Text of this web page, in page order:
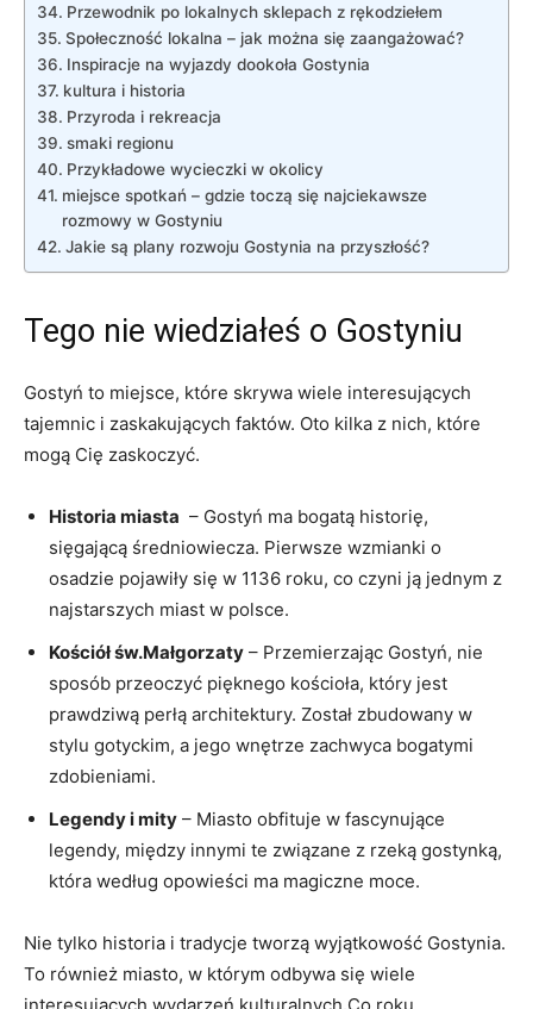
Przewodnik po lokalnych sklepach z rękodziełem
Społeczność lokalna – jak można się zaangażować?
Inspiracje na wyjazdy dookoła⁤ Gostynia
kultura i historia
Przyroda i rekreacja
smaki regionu
Przykładowe wycieczki w okolicy
miejsce spotkań – gdzie toczą się najciekawsze
rozmowy w Gostyniu
Jakie ⁣są plany rozwoju Gostynia na przyszłość?
Tego‍ nie wiedziałeś o‌ Gostyniu
Gostyń to miejsce,​ które skrywa wiele interesujących
tajemnic i zaskakujących⁣ faktów. Oto kilka z nich, które
mogą Cię zaskoczyć.
Historia miasta ⁣ – ​Gostyń ma bogatą historię,‍
sięgającą średniowiecza. Pierwsze wzmianki o
osadzie pojawiły się w 1136 roku, co czyni ją jednym z
najstarszych miast w polsce.
Kościół św.Małgorzaty – Przemierzając Gostyń, nie
sposób przeoczyć pięknego kościoła, który jest
prawdziwą perłą architektury. Został zbudowany w
stylu gotyckim, a jego wnętrze ⁣zachwyca bogatymi
zdobieniami.
Legendy i mity – Miasto obfituje w fascynujące⁣
legendy,‌ między innymi te związane z rzeką gostynką,
która według opowieści⁢ ma magiczne moce.
Nie tylko historia i tradycje tworzą wyjątkowość Gostynia.
To również⁣ miasto, w którym odbywa⁢ się wiele